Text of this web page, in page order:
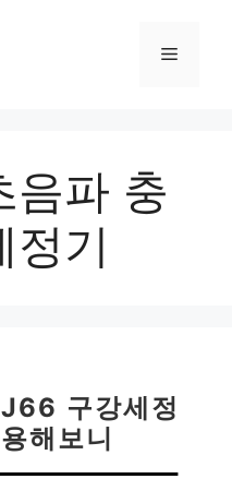
메
음파 충
정기
구강세정
해보니